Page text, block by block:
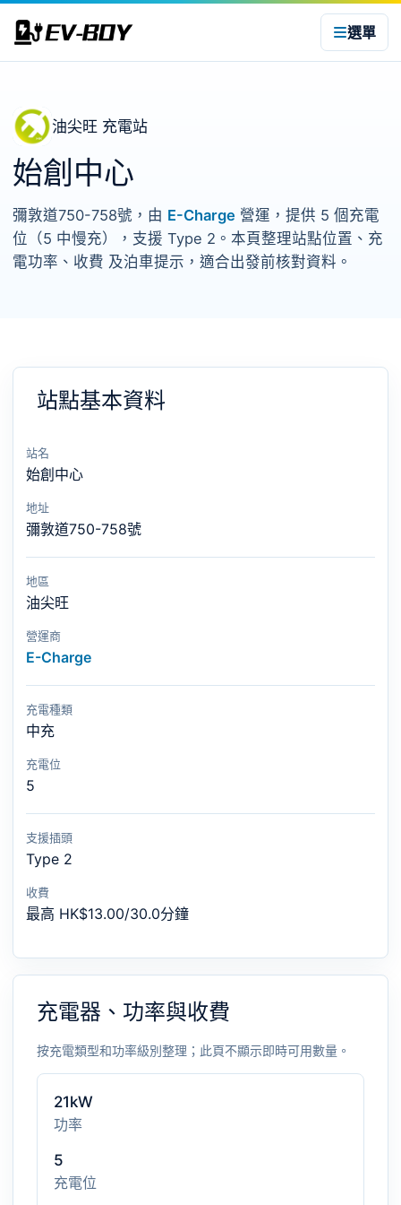
選單
油尖旺 充電站
始創中心
彌敦道750-758號，由 E-Charge 營運，提供 5 個充電
位（5 中慢充），支援 Type 2。本頁整理站點位置、充
電功率、收費 及泊車提示，適合出發前核對資料。
站點基本資料
站名
始創中心
地址
彌敦道750-758號
地區
油尖旺
營運商
E-Charge
充電種類
中充
充電位
5
支援插頭
Type 2
收費
最高 HK$13.00/30.0分鐘
充電器、功率與收費
按充電類型和功率級別整理；此頁不顯示即時可用數量。
21kW
功率
5
充電位